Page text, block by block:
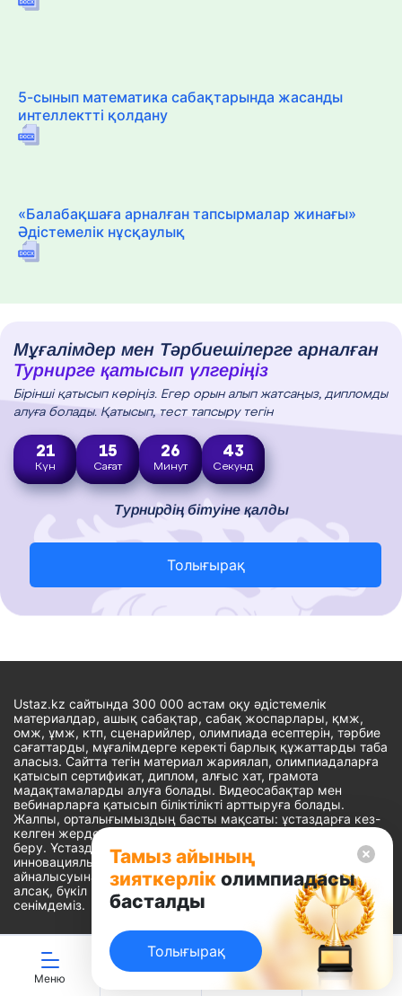
Тамыз айының
зияткерлік олимпиадасы
басталды
Толығырақ
5-сынып математика сабақтарында жасанды
интеллектті қолдану
«Балабақшаға арналған тапсырмалар жинағы»
Әдістемелік нұсқаулық
Мұғалімдер мен Тәрбиешілерге арналған
Турнирге қатысып үлгеріңіз
Бірінші қатысып көріңіз. Егер орын алып жатсаңыз, дипломды
алуға болады. Қатысып, тест тапсыру тегін
21
Күн
15
Сағат
26
Минут
41
Секунд
Турнирдің бітуіне қалды
Толығырақ
Меню Ойындар Дайын ҚМЖ
Ustaz.kz сайтында 300 000 астам оқу әдістемелік
материалдар, ашық сабақтар, сабақ жоспарлары, қмж,
омж, ұмж, ктп, сценарийлер, олимпиада есептерін, тәрбие
сағаттарды, мұғалімдерге керекті барлық құжаттарды таба
аласыз. Сайтта тегін материал жариялап, олимпиадаларға
қатысып сертификат, диплом, алғыс хат, грамота
мадақтамаларды алуға болады. Видеосабақтар мен
вебинарларға қатысып біліктілікті арттыруға болады.
Жалпы, орталығымыздың басты мақсаты: ұстаздарға кез-
келген жерде, кез-келген уақытта білім алуына мүмкіндік
беру. Ұстаздардың барлық өзекті мәселелеріне
инновациялық шешім тауып, шығармашылық жұмыспен
айналысуына уақыт сыйлау. «Ұстаздарға сапалы білім бере
алсақ, бүкіл Қазақ еліне білім бере аламыз» - деген
сенімдеміз.
Сайт Peaksoft веб-студиясында жасалған - Peaksoft.kz